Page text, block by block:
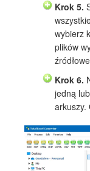
Krok 5.
wybierz
plików
Krok 6.
jedną
arkuszy.